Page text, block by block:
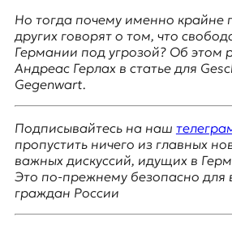
я
ж
у
р
н
а
и
с
т
и
к
а
Но тогда почему именно крайне
других говорят о том, что
Германии под угрозой? Об этом
Андреас Герлах в статье для
Gegenwart.
Подписывайтесь на наш
пропустить ничего из главных
важных дискуссий, идущих в
Это по-прежнему безопасно для
граждан России